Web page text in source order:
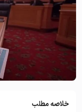
خلاصه مطلب